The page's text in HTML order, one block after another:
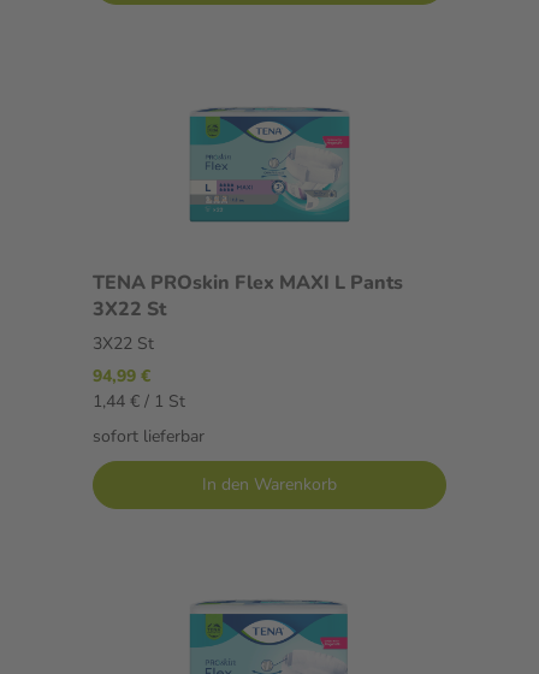
TENA PROskin Flex MAXI L Pants
3X22 St
3X22 St
94,99 €
1,44 € / 1 St
sofort lieferbar
In den Warenkorb